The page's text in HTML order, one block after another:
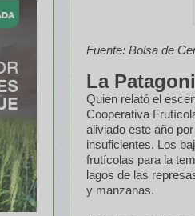
Fuente: Bolsa de
La
Quien relató el
Cooperativa
aliviado este año
insuficientes. Los
frutícolas para la
lagos de las
y manzanas.